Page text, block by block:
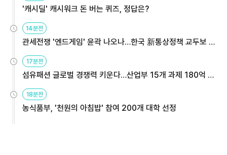
'캐시딜' 캐시워크 돈 버는 퀴즈, 정답은?
14분전
관세전쟁 '엔드게임' 윤곽 나오나…한국 新통상정책 교두보 활
용해야
17분전
섬유패션 글로벌 경쟁력 키운다…산업부 15개 과제 180억 지
원
18분전
농식품부, '천원의 아침밥' 참여 200개 대학 선정